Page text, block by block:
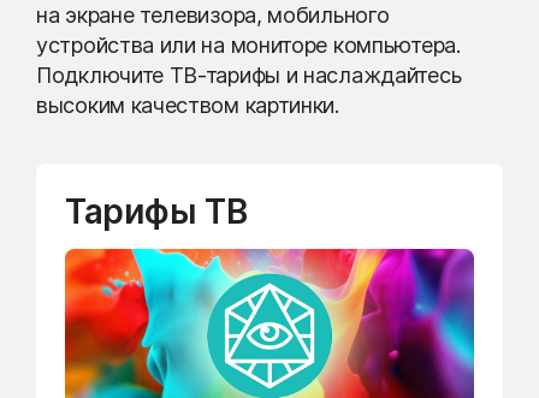
на экране телевизора, мобильного
устройства или на мониторе компьютера.
Подключите ТВ-тарифы и наслаждайтесь
высоким качеством картинки.
Тарифы ТВ